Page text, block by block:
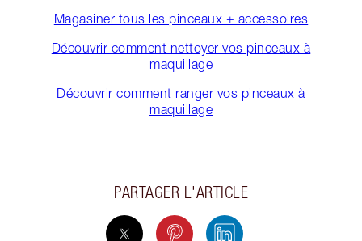
Magasiner tous les pinceaux + accessoires
Découvrir comment nettoyer vos pinceaux à
maquillage
Découvrir comment ranger vos pinceaux à
maquillage
PARTAGER L'ARTICLE